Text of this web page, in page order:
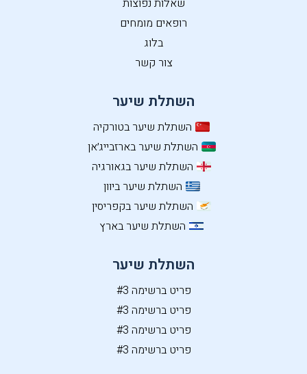
רופאים מומחים
בלוג
צור קשר
השתלת שיער
השתלת שיער בטורקיה
השתלת שיער בארזבייג׳אן
השתלת שיער בגאורגיה
השתלת שיער ביוון
השתלת שיער בקפריסין
השתלת שיער בארץ
השתלת שיער
פריט ברשימה #3
פריט ברשימה #3
פריט ברשימה #3
פריט ברשימה #3